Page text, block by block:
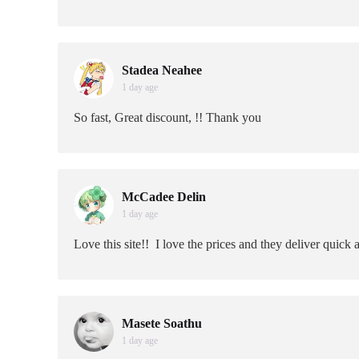
Stadea Neahee
1 day age
So fast, Great discount, !! Thank you
McCadee Delin
1 day age
Love this site!! I love the prices and they deliver quick
Masete Soathu
1 day age